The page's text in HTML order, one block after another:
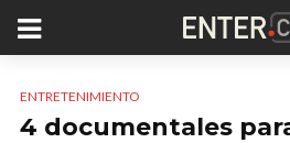
ENTRETENIMIENTO
4 documentales